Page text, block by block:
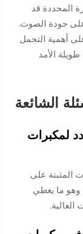
المحددة قد
على جودة الصوت.
على أهمية التحمل
الأمد
الشائعة
لمكبرات
المثبتة على
إلى 20 كيلوهرتز، وهو ما يغطي